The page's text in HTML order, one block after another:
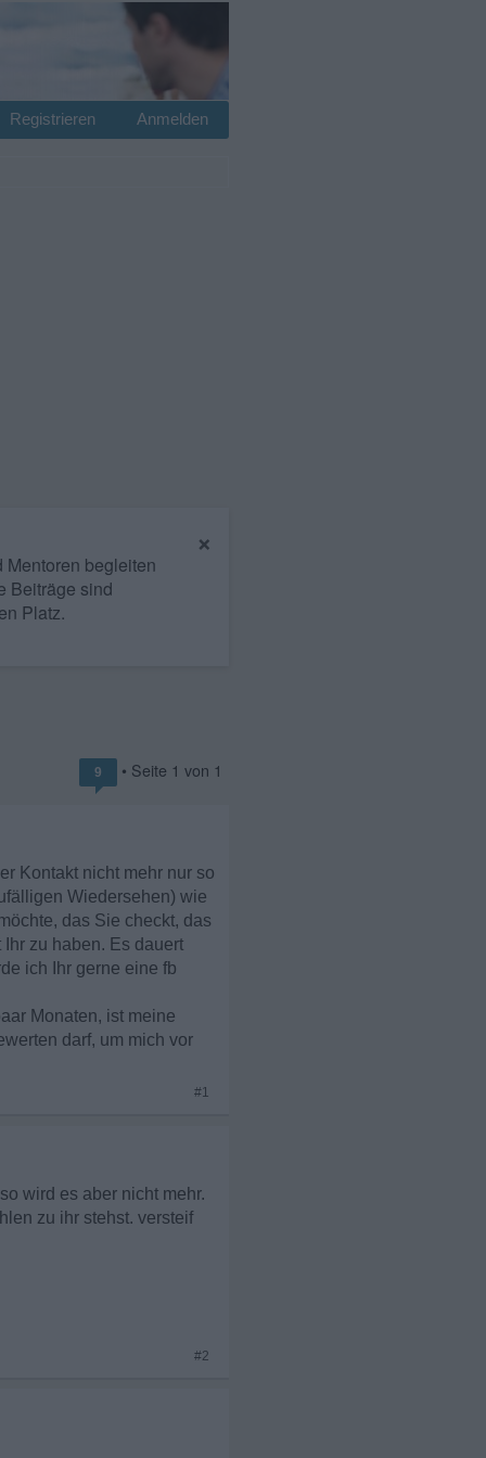
Anmelden
Registrieren
×
begleiten
Beiträge sind
Platz.
9 • Seite 1 von 1
Kontakt nicht mehr nur so
Wiedersehen) wie
das Sie checkt, das
zu haben. Es dauert
ich Ihr gerne eine fb
Monaten, ist meine
darf, um mich vor
#1
wird es aber nicht mehr.
zu ihr stehst. versteif
#2